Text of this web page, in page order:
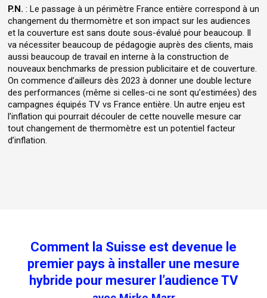
P.N. : Le passage à un périmètre France entière correspond à un
changement du thermomètre et son impact sur les audiences
et la couverture est sans doute sous-évalué pour beaucoup. Il
va nécessiter beaucoup de pédagogie auprès des clients, mais
aussi beaucoup de travail en interne à la construction de
nouveaux benchmarks de pression publicitaire et de couverture.
On commence d’ailleurs dès 2023 à donner une double lecture
des performances (même si celles-ci ne sont qu’estimées) des
campagnes équipés TV vs France entière. Un autre enjeu est
l’inflation qui pourrait découler de cette nouvelle mesure car
tout changement de thermomètre est un potentiel facteur
d’inflation.
Comment la Suisse est devenue le
premier pays à installer une mesure
hybride pour mesurer l’audience TV